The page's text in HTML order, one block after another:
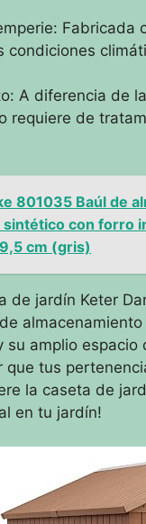
condiciones
A diferencia de
requiere de
801035 Baúl de
con forro
cm (gris)
de jardín Keter
su amplio
tus
la caseta de
en tu jardín!